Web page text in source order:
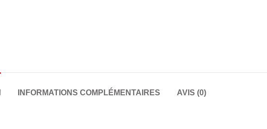
INFORMATIONS COMPLÉMENTAIRES AVIS (0)